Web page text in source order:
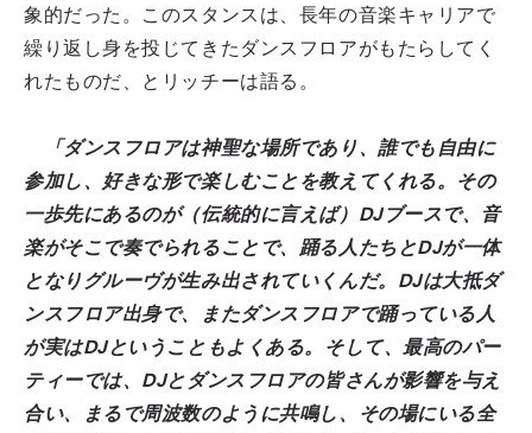
象的だった。このスタンスは、長年の音楽キャリアで
繰り返し身を投じてきたダンスフロアがもたらしてく
れたものだ、とリッチーは語る。
「ダンスフロアは神聖な場所であり、誰でも自由に
参加し、好きな形で楽しむことを教えてくれる。その
一歩先にあるのが（伝統的に言えば）DJブースで、音
楽がそこで奏でられることで、踊る人たちとDJが一体
となりグルーヴが生み出されていくんだ。DJは大抵ダ
ンスフロア出身で、またダンスフロアで踊っている人
が実はDJということもよくある。そして、最高のパー
ティーでは、DJとダンスフロアの皆さんが影響を与え
合い、まるで周波数のように共鳴し、その場にいる全